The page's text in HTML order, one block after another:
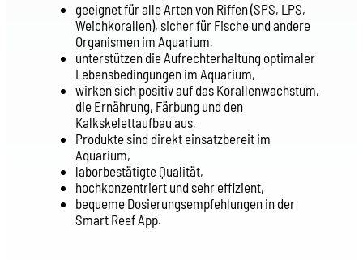
geeignet für alle Arten von Riffen (SPS, LPS,
Weichkorallen), sicher für Fische und andere
Organismen im Aquarium,
unterstützen die Aufrechterhaltung optimaler
Lebensbedingungen im Aquarium,
wirken sich positiv auf das Korallenwachstum,
die Ernährung, Färbung und den
Kalkskelettaufbau aus,
Produkte sind direkt einsatzbereit im
Aquarium,
laborbestätigte Qualität,
hochkonzentriert und sehr effizient,
bequeme Dosierungsempfehlungen in der
Smart Reef App.